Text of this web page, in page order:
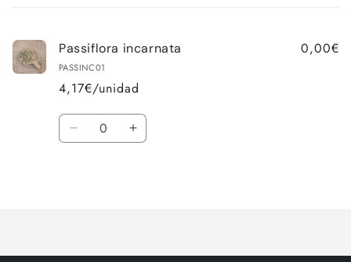
Passiflora incarnata
PASSINC01
4,17€/unidad
0,00€
Cantidad
Reducir
Aumentar